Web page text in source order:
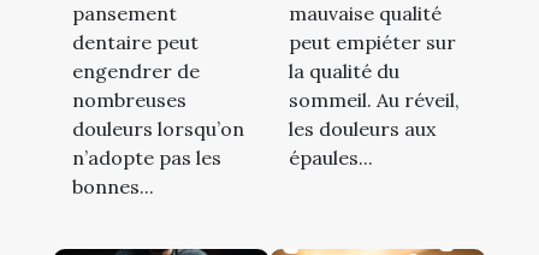
pansement
dentaire peut
engendrer de
nombreuses
douleurs lorsqu’on
n’adopte pas les
bonnes...
mauvaise qualité
peut empiéter sur
la qualité du
sommeil. Au réveil,
les douleurs aux
épaules...